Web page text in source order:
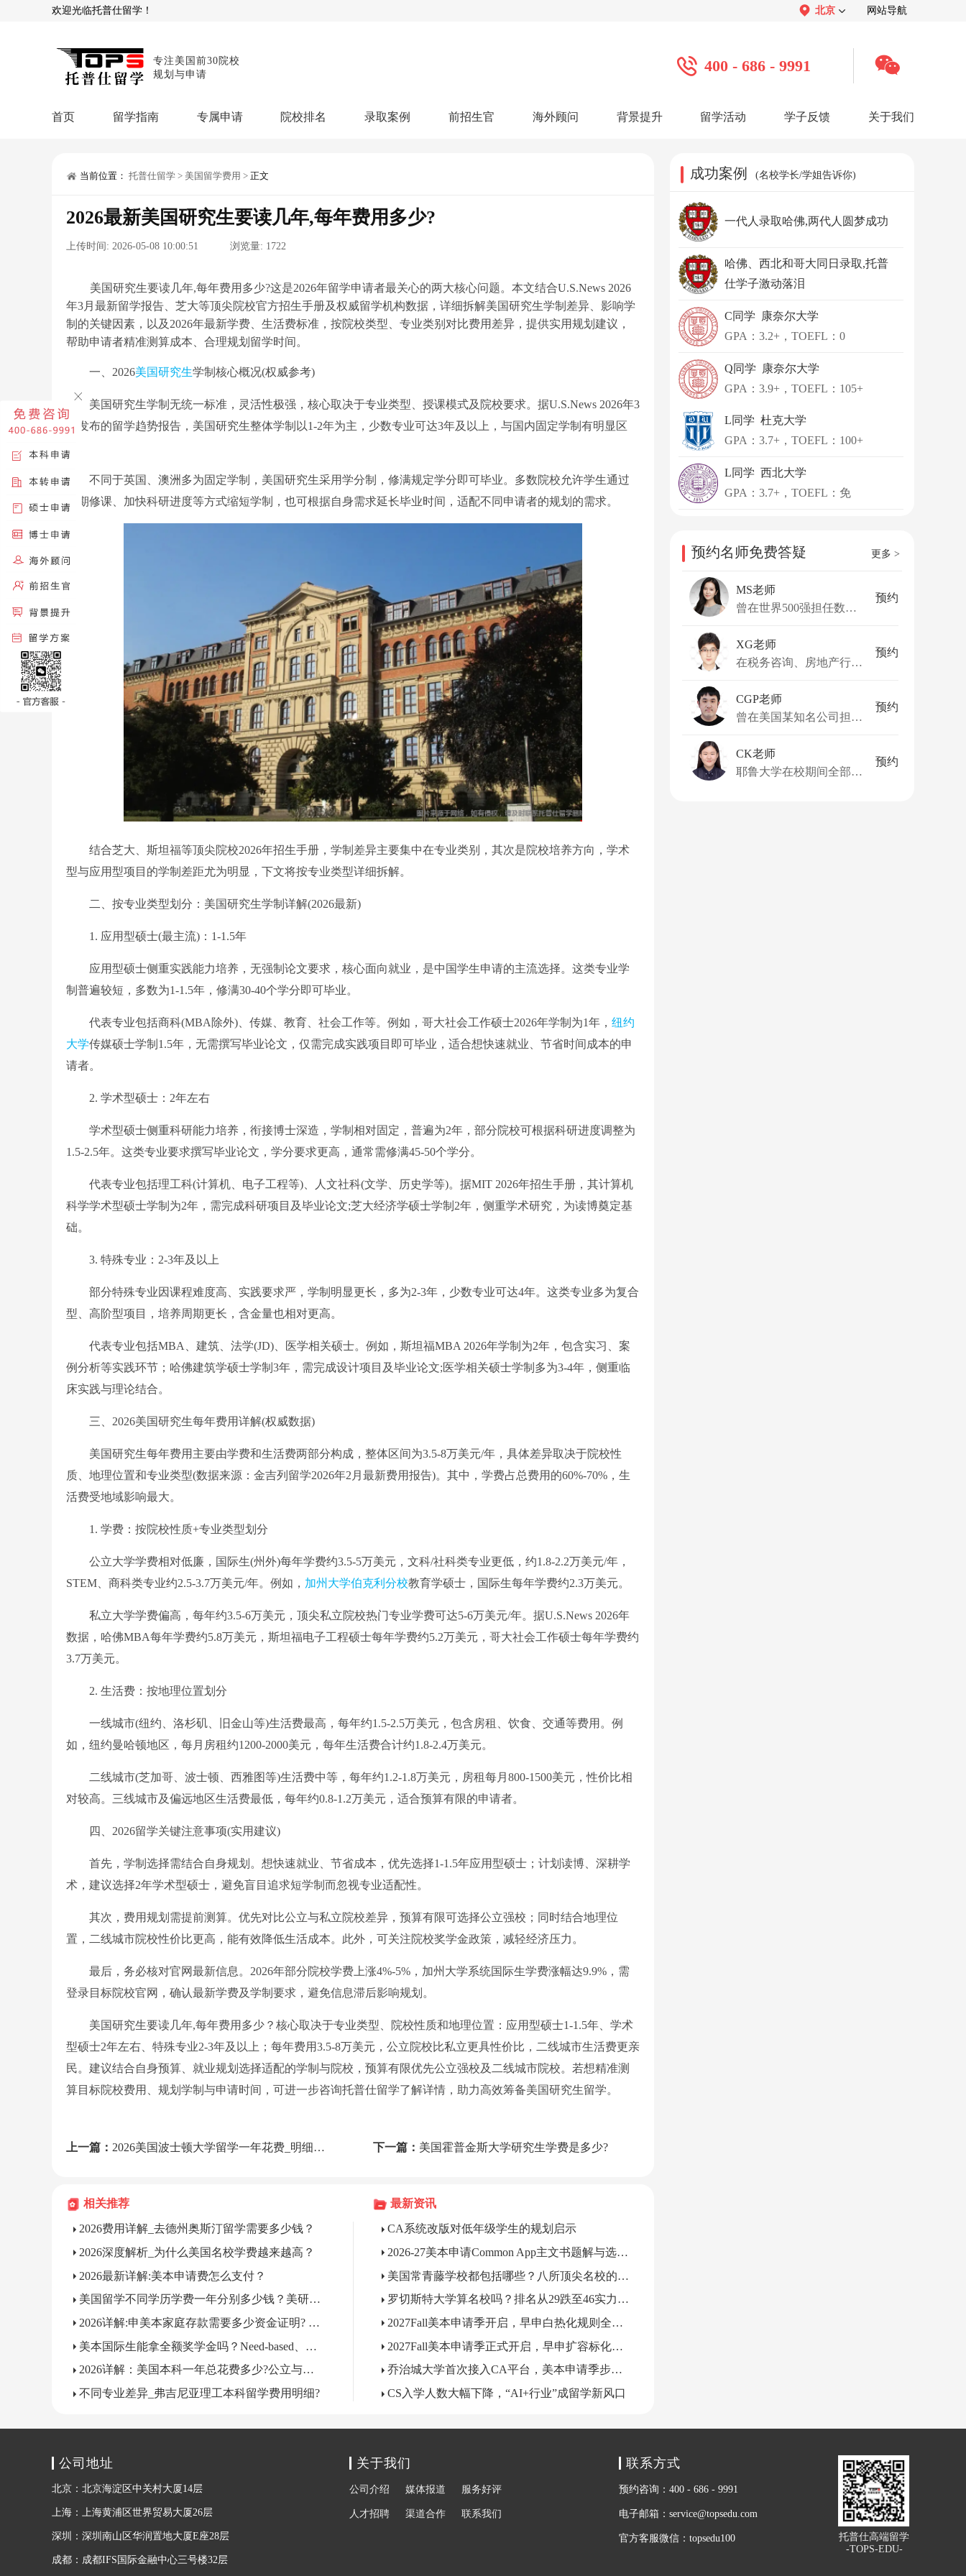
欢迎光临托普仕留学！ 北京 网站导航
专注美国前30院校
规划与申请
400 - 686 - 9991
首页 留学指南
留学攻略
留学资讯 院校资讯
专属申请
本科申请：
博士申请： 博士定制方案
混合申请： 菁英联申计划
留学工具： GPA计算器 留学评估 智能诊断
院校排名 录取案例
名校榜单：
前招生官 海外顾问 背景提升 留学活动 学子反馈
学子心声： 感谢视频 学子访谈
关于我们
品牌介绍： 关于我们 公司活动 媒体报道
当前位置： 托普仕留学 > 美国留学费用 > 正文
2026最新美国研究生要读几年,每年费用多少?
上传时间: 2026-05-08 10:00:51 浏览量: 1722
美国研究生要读几年,每年费用多少?这是2026年留学申请者最关心的两大核心问题。本文结合U.S.News 2026
年3月最新留学报告、芝大等顶尖院校官方招生手册及权威留学机构数据，详细拆解美国研究生学制差异、影响学
制的关键因素，以及2026年最新学费、生活费标准，按院校类型、专业类别对比费用差异，提供实用规划建议，
帮助申请者精准测算成本、合理规划留学时间。
一、2026美国研究生学制核心概况(权威参考)
美国研究生学制无统一标准，灵活性极强，核心取决于专业类型、授课模式及院校要求。据U.S.News 2026年3
月发布的留学趋势报告，美国研究生整体学制以1-2年为主，少数专业可达3年及以上，与国内固定学制有明显区
别。
不同于英国、澳洲多为固定学制，美国研究生采用学分制，修满规定学分即可毕业。多数院校允许学生通过
暑期修课、加快科研进度等方式缩短学制，也可根据自身需求延长毕业时间，适配不同申请者的规划的需求。
结合芝大、斯坦福等顶尖院校2026年招生手册，学制差异主要集中在专业类别，其次是院校培养方向，学术
型与应用型项目的学制差距尤为明显，下文将按专业类型详细拆解。
二、按专业类型划分：美国研究生学制详解(2026最新)
1. 应用型硕士(最主流)：1-1.5年
应用型硕士侧重实践能力培养，无强制论文要求，核心面向就业，是中国学生申请的主流选择。这类专业学
制普遍较短，多数为1-1.5年，修满30-40个学分即可毕业。
代表专业包括商科(MBA除外)、传媒、教育、社会工作等。例如，哥大社会工作硕士2026年学制为1年， 纽约
大学传媒硕士学制1.5年，无需撰写毕业论文，仅需完成实践项目即可毕业，适合想快速就业、节省时间成本的申
请者。
2. 学术型硕士：2年左右
学术型硕士侧重科研能力培养，衔接博士深造，学制相对固定，普遍为2年，部分院校可根据科研进度调整为
1.5-2.5年。这类专业要求撰写毕业论文，学分要求更高，通常需修满45-50个学分。
代表专业包括理工科(计算机、电子工程等)、人文社科(文学、历史学等)。据MIT 2026年招生手册，其计算机
科学学术型硕士学制为2年，需完成科研项目及毕业论文;芝大经济学硕士学制2年，侧重学术研究，为读博奠定基
础。
3. 特殊专业：2-3年及以上
部分特殊专业因课程难度高、实践要求严，学制明显更长，多为2-3年，少数专业可达4年。这类专业多为复合
型、高阶型项目，培养周期更长，含金量也相对更高。
代表专业包括MBA、建筑、法学(JD)、医学相关硕士。例如，斯坦福MBA 2026年学制为2年，包含实习、案
例分析等实践环节；哈佛建筑学硕士学制3年，需完成设计项目及毕业论文;医学相关硕士学制多为3-4年，侧重临
床实践与理论结合。
三、2026美国研究生每年费用详解(权威数据)
美国研究生每年费用主要由学费和生活费两部分构成，整体区间为3.5-8万美元/年，具体差异取决于院校性
质、地理位置和专业类型(数据来源：金吉列留学2026年2月最新费用报告)。其中，学费占总费用的60%-70%，生
活费受地域影响最大。
1. 学费：按院校性质+专业类型划分
公立大学学费相对低廉，国际生(州外)每年学费约3.5-5万美元，文科/社科类专业更低，约1.8-2.2万美元/年，
STEM、商科类专业约2.5-3.7万美元/年。例如， 加州大学伯克利分校教育学硕士，国际生每年学费约2.3万美元。
私立大学学费偏高，每年约3.5-6万美元，顶尖私立院校热门专业学费可达5-6万美元/年。据U.S.News 2026年
数据，哈佛MBA每年学费约5.8万美元，斯坦福电子工程硕士每年学费约5.2万美元，哥大社会工作硕士每年学费约
3.7万美元。
2. 生活费：按地理位置划分
一线城市(纽约、洛杉矶、旧金山等)生活费最高，每年约1.5-2.5万美元，包含房租、饮食、交通等费用。例
如，纽约曼哈顿地区，每月房租约1200-2000美元，每年生活费合计约1.8-2.4万美元。
二线城市(芝加哥、波士顿、西雅图等)生活费中等，每年约1.2-1.8万美元，房租每月800-1500美元，性价比相
对较高。三线城市及偏远地区生活费最低，每年约0.8-1.2万美元，适合预算有限的申请者。
四、2026留学关键注意事项(实用建议)
首先，学制选择需结合自身规划。想快速就业、节省成本，优先选择1-1.5年应用型硕士；计划读博、深耕学
术，建议选择2年学术型硕士，避免盲目追求短学制而忽视专业适配性。
其次，费用规划需提前测算。优先对比公立与私立院校差异，预算有限可选择公立强校；同时结合地理位
置，二线城市院校性价比更高，能有效降低生活成本。此外，可关注院校奖学金政策，减轻经济压力。
最后，务必核对官网最新信息。2026年部分院校学费上涨4%-5%，加州大学系统国际生学费涨幅达9.9%，需
登录目标院校官网，确认最新学费及学制要求，避免信息滞后影响规划。
美国研究生要读几年,每年费用多少？核心取决于专业类型、院校性质和地理位置：应用型硕士1-1.5年、学术
型硕士2年左右、特殊专业2-3年及以上；每年费用3.5-8万美元，公立院校比私立更具性价比，二线城市生活费更亲
民。建议结合自身预算、就业规划选择适配的学制与院校，预算有限优先公立强校及二线城市院校。若想精准测
算目标院校费用、规划学制与申请时间，可进一步咨询托普仕留学了解详情，助力高效筹备美国研究生留学。
上一篇： 2026美国波士顿大学留学一年花费_明细全解析 下一篇： 美国霍普金斯大学研究生学费是多少?
相关推荐 最新资讯
2026费用详解_去德州奥斯汀留学需要多少钱？
2026深度解析_为什么美国名校学费越来越高？
2026最新详解:美本申请费怎么支付？
美国留学不同学历学费一年分别多少钱？美研费用明细汇总
2026详解:申美本家庭存款需要多少资金证明? 存款要存多久?
美本国际生能拿全额奖学金吗？Need-based、Merit奖学金申请条件
2026详解：美国本科一年总花费多少?公立与私立院校差价对比
不同专业差异_弗吉尼亚理工本科留学费用明细?
CA系统改版对低年级学生的规划启示
2026-27美本申请Common App主文书题解与选题指南
美国常青藤学校都包括哪些？八所顶尖名校的来历、成员与核心优势
罗切斯特大学算名校吗？排名从29跌至46实力依旧硬核
2027Fall美本申请季开启，早申白热化规则全面重塑
2027Fall美本申请季正式开启，早申扩容标化回归规则重塑
乔治城大学首次接入CA平台，美本申请季步入规范新时代
CS入学人数大幅下降，“AI+行业”成留学新风口
成功案例 (名校学长/学姐告诉你)
一代人录取哈佛,两代人圆梦成功
哈佛、西北和哥大同日录取,托普
仕学子激动落泪
C同学 康奈尔大学
GPA：3.2+，TOEFL：0
Q同学 康奈尔大学
GPA：3.9+，TOEFL：105+
L同学 杜克大学
GPA：3.7+，TOEFL：100+
L同学 西北大学
GPA：3.7+，TOEFL：免
预约名师免费答疑 更多 >
MS老师
曾在世界500强担任数据分析师和商业智能工程师
预约
XG老师
在税务咨询、房地产行业研究，TMT行业研究，新能源等领域有丰富的实习及工作经验
预约
CGP老师
曾在美国某知名公司担任全栈工程师
预约
CK老师
耶鲁大学在校期间全部课程为Honor（最高成绩）
预约
公司地址
北京：北京海淀区中关村大厦14层
上海：上海黄浦区世界贸易大厦26层
深圳：深圳南山区华润置地大厦E座28层
成都：成都IFS国际金融中心三号楼32层
关于我们
公司介绍 媒体报道 服务好评
人才招聘 渠道合作 联系我们
联系方式
预约咨询：400 - 686 - 9991
电子邮箱：service@topsedu.com
官方客服微信：topsedu100
托普仕高端留学
-TOPS-EDU-